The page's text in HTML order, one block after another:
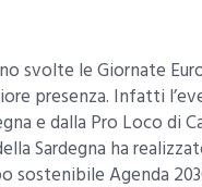
svolte le Giornate
presenza. Infatti
e dalla Pro Loco di
Sardegna ha
sostenibile Agenda